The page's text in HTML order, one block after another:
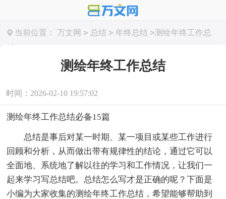
当前位置： 万文网 > 总结 > 年终总结 >测绘年终工作总
结
测绘年终工作总结
时间：2026-02-10 19:57:02
测绘年终工作总结必备15篇
总结是事后对某一时期、某一项目或某些工作进行
回顾和分析，从而做出带有规律性的结论，通过它可以
全面地、系统地了解以往的学习和工作情况，让我们一
起来学习写总结吧。总结怎么写才是正确的呢？下面是
小编为大家收集的测绘年终工作总结，希望能够帮助到